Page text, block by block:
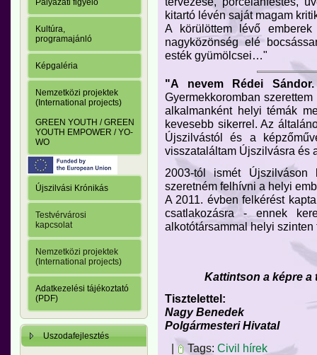
Pályázati figyelő
Kultúra,
programajánló
Képgaléria
Nemzetközi projektek
(International projects)
GREEN YOUTH / GREEN
YOUTH EMPOWER / YO-
WO
Újszilvási Krónikás
Testvérvárosi
kapcsolat
Nemzetközi projektek
(International projects)
Adatkezelési tájékoztató
(PDF)
Uszodafejlesztés
kitartó lévén saját magam
A körülöttem lévő
nagyközönség elé
esték gyümölcsei…"
"A nevem Rédei Sándor.
Gyermekkoromban
alkalmanként helyi témák
kevesebb sikerrel. Az
Újszilvástól és a
visszataláltam Újszilvásra és
2003-tól ismét Újszilváson
szeretném felhívni a helyi
A 2011. évben felkérést
csatlakozásra - ennek
alkotótársammal helyi
Kattintson a képre a
Tisztelettel:
Nagy Benedek
Polgármesteri Hivatal
|
Tags: Civil hírek